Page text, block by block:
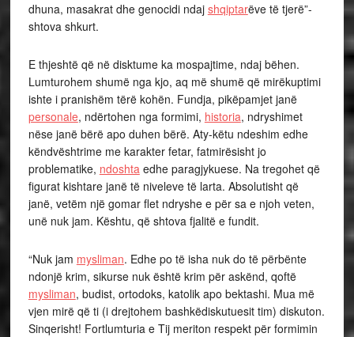
dhuna, masakrat dhe genocidi ndaj shqiptarëve të tjerë”-
shtova shkurt.
E thjeshtë që në disktume ka mospajtime, ndaj bëhen.
Lumturohem shumë nga kjo, aq më shumë që mirëkuptimi
ishte i pranishëm tërë kohën. Fundja, pikëpamjet janë
personale, ndërtohen nga formimi, historia, ndryshimet
nëse janë bërë apo duhen bërë. Aty-këtu ndeshim edhe
këndvështrime me karakter fetar, fatmirësisht jo
problematike, ndoshtaedhe paragjykuese. Na tregohet që
figurat kishtare janë të niveleve të larta. Absolutisht që
janë, vetëm një gomar flet ndryshe e për sa e njoh veten,
unë nuk jam. Kështu, që shtova fjalitë e fundit.
“Nuk jam mysliman. Edhe po të isha nuk do të përbënte
ndonjë krim, sikurse nuk është krim për askënd, qoftë
mysliman, budist, ortodoks, katolik apo bektashi. Mua më
vjen mirë që ti (i drejtohem bashkëdiskutuesit tim) diskuton.
Sinqerisht! Fortlumturia e Tij meriton respekt për formimin